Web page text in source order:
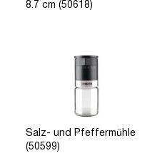
8.7 cm (50618)
Salz- und Pfeffermühle
(50599)